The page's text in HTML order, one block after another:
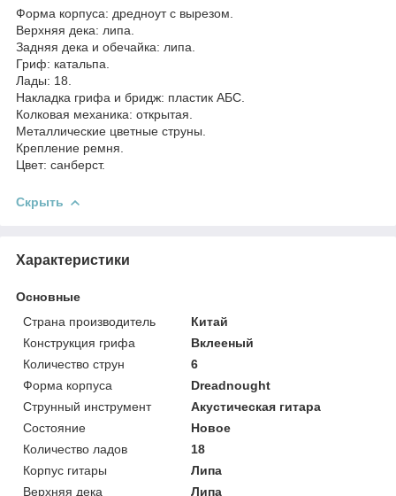
Форма корпуса: дредноут с вырезом.
Верхняя дека: липа.
Задняя дека и обечайка: липа.
Гриф: катальпа.
Лады: 18.
Накладка грифа и бридж: пластик АБС.
Колковая механика: открытая.
Металлические цветные струны.
Крепление ремня.
Цвет: санберст.
Скрыть
Характеристики
Основные
Страна производитель
Китай
Конструкция грифа
Вклееный
Количество струн
6
Форма корпуса
Dreadnought
Струнный инструмент
Акустическая гитара
Состояние
Новое
Количество ладов
18
Корпус гитары
Липа
Верхняя дека
Липа